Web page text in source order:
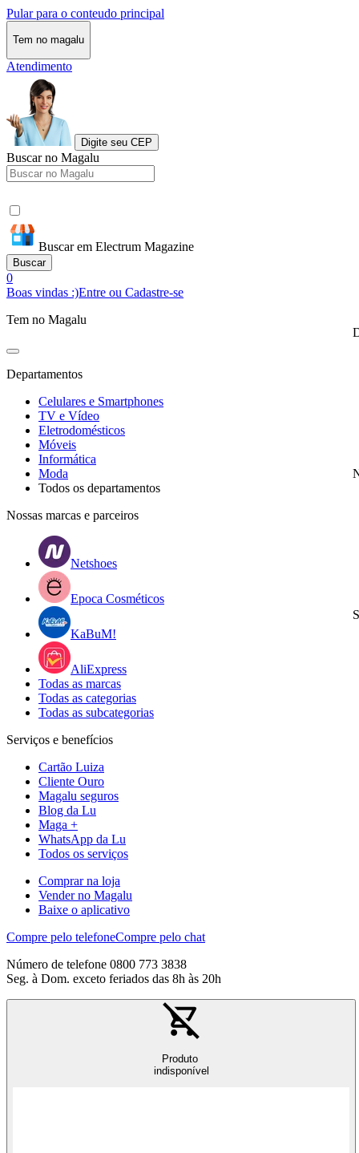
Pular para o conteudo principal
Tem no magalu
Atendimento
Digite seu CEP
Buscar no Magalu
Buscar em Electrum Magazine
Buscar
0
Boas vindas :)Entre ou Cadastre-se
Tem no Magalu
Departamentos
Celulares e Smartphones
TV e Vídeo
Eletrodomésticos
Móveis
Informática
Moda
Todos os departamentos
Nossas marcas e parceiros
Netshoes
Epoca Cosméticos
KaBuM!
AliExpress
Todas as marcas
Todas as categorias
Todas as subcategorias
Serviços e benefícios
Cartão Luiza
Cliente Ouro
Magalu seguros
Blog da Lu
Maga +
WhatsApp da Lu
Todos os serviços
Comprar na loja
Vender no Magalu
Baixe o aplicativo
Compre pelo telefoneCompre pelo chat
Número de telefone 0800 773 3838
Seg. à Dom. exceto feriados das 8h às 20h
Produto
indisponível